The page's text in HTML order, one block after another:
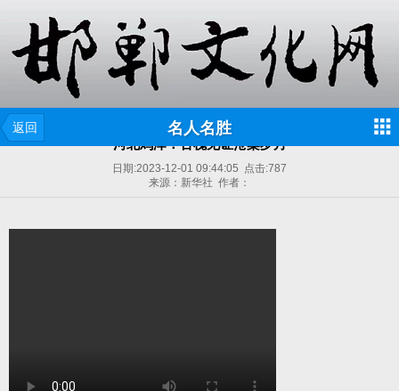
返回 名人名胜
河北鸡泽：古槐见证沧桑岁月
日期:2023-12-01 09:44:05 点击:787
来源：新华社 作者：